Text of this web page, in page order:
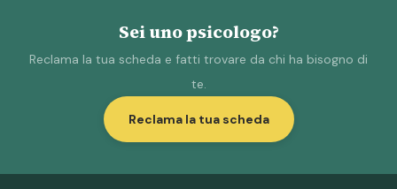
Sei uno psicologo?
Reclama la tua scheda e fatti trovare da chi ha bisogno di
te.
Reclama la tua scheda